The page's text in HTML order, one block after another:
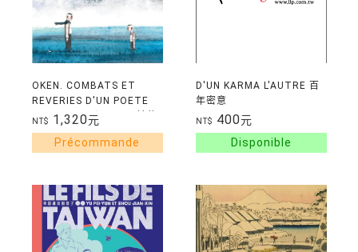
OKEN. COMBATS ET
REVERIES D'UN POETE
TAIWANAIS (OKEN：詩的
端倪)
NT$ 1,320元
D'UN KARMA L'AUTRE 百
年密意
NT$ 400元